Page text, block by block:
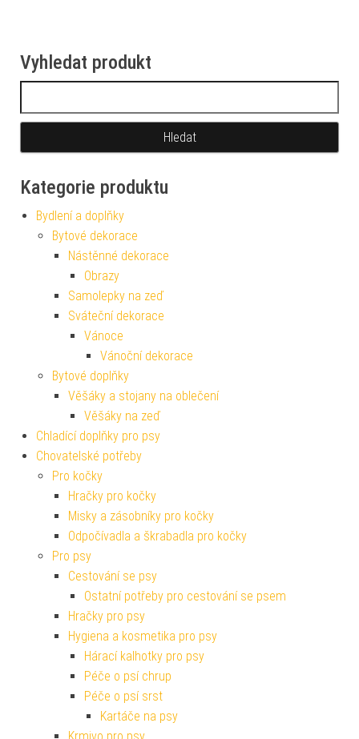
Vyhledat produkt
Kategorie produktu
Bydlení a doplňky
Bytové dekorace
Nástěnné dekorace
Obrazy
Samolepky na zeď
Sváteční dekorace
Vánoce
Vánoční dekorace
Bytové doplňky
Věšáky a stojany na oblečení
Věšáky na zeď
Chladící doplňky pro psy
Chovatelské potřeby
Pro kočky
Hračky pro kočky
Misky a zásobníky pro kočky
Odpočívadla a škrabadla pro kočky
Pro psy
Cestování se psy
Ostatní potřeby pro cestování se psem
Hračky pro psy
Hygiena a kosmetika pro psy
Hárací kalhotky pro psy
Péče o psí chrup
Péče o psí srst
Kartáče na psy
Krmivo pro psy